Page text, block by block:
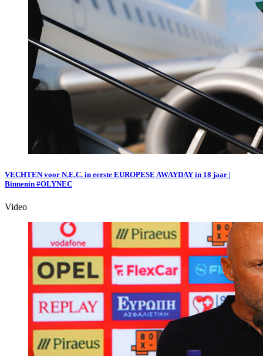
VECHTEN voor N.E.C. in eerste EUROPESE AWAYDAY in 18 jaar |
Binnenin #OLYNEC
Video